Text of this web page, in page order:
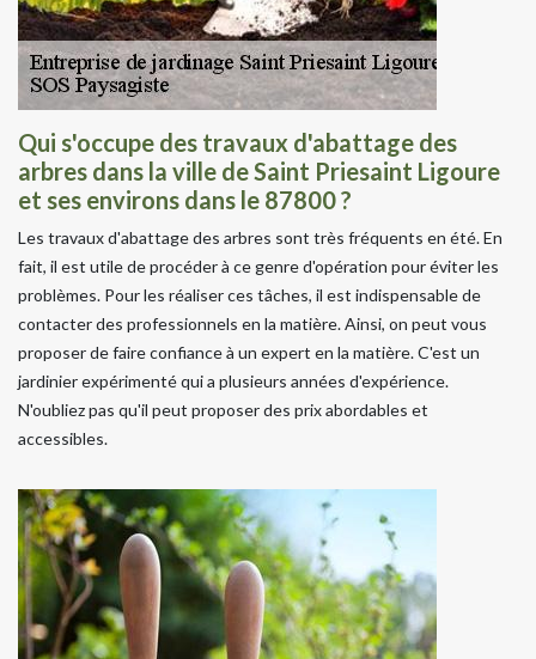
Qui s'occupe des travaux d'abattage des
arbres dans la ville de Saint Priesaint Ligoure
et ses environs dans le 87800 ?
Les travaux d'abattage des arbres sont très fréquents en été. En
fait, il est utile de procéder à ce genre d'opération pour éviter les
problèmes. Pour les réaliser ces tâches, il est indispensable de
contacter des professionnels en la matière. Ainsi, on peut vous
proposer de faire confiance à un expert en la matière. C'est un
jardinier expérimenté qui a plusieurs années d'expérience.
N'oubliez pas qu'il peut proposer des prix abordables et
accessibles.